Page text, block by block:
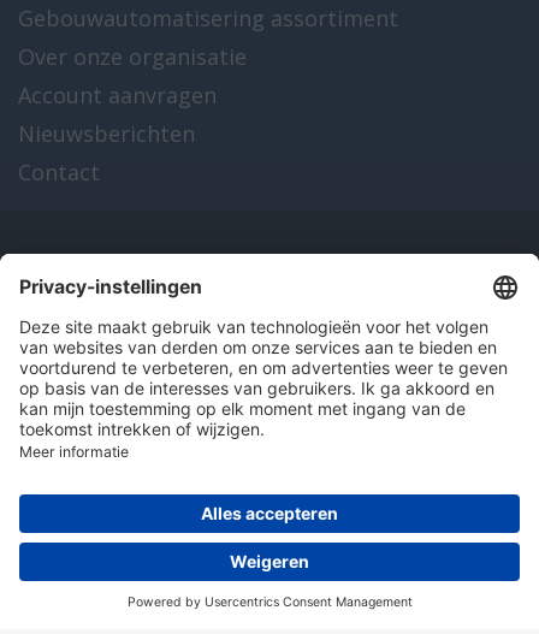
Gebouwautomatisering assortiment
Over onze organisatie
Account aanvragen
Nieuwsberichten
Contact
Onze producten
en diensten
Over Hitma
Algemene voorwaarden Disclaimer
Colofon
© 2026 Hitma B.V.